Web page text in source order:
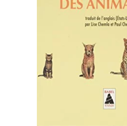
Prix littéraires